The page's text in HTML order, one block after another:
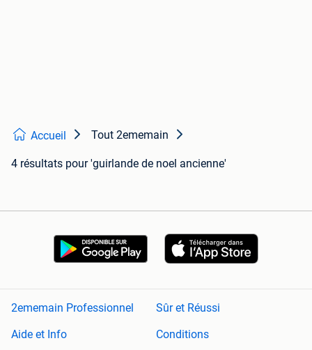
Accueil Tout 2ememain
4 résultats pour 'guirlande de noel ancienne'
2ememain Professionnel
Sûr et Réussi
Aide et Info
Conditions